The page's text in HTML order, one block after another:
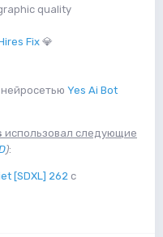
quality
Fix 💎
Yes Ai Bot
использовал следующие
):
[SDXL] 262 с